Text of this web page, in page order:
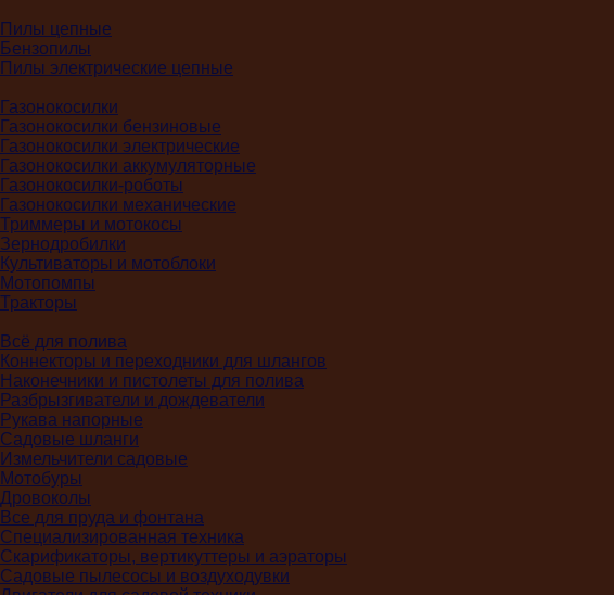
Пилы цепные
Бензопилы
Пилы электрические цепные
Газонокосилки
Газонокосилки бензиновые
Газонокосилки электрические
Газонокосилки аккумуляторные
Газонокосилки-роботы
Газонокосилки механические
Триммеры и мотокосы
Зернодробилки
Культиваторы и мотоблоки
Мотопомпы
Тракторы
Всё для полива
Коннекторы и переходники для шлангов
Наконечники и пистолеты для полива
Разбрызгиватели и дождеватели
Рукава напорные
Садовые шланги
Измельчители садовые
Мотобуры
Дровоколы
Все для пруда и фонтана
Специализированная техника
Скарификаторы, вертикуттеры и аэраторы
Садовые пылесосы и воздуходувки